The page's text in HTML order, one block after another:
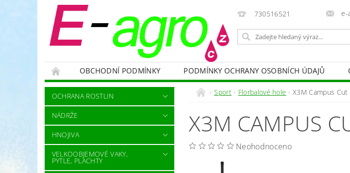
730516521 e-
OBCHODNÍ PODMÍNKY PODMÍNKY OCHRANY OSOBNÍCH ÚDAJŮ
NÁDRŽE
HNOJIVA VELKOOBJEMOVÉ VAKY, PYTLE, PLACHTY
RODENTICIDY - PROTI HLODAVCŮM
OCHRANNÉ POMŮCKY A PRACOVNÍ OBLEČENÍ
PRODEJ CIBULE
NÁHRADNÍ DÍLY A SERVIS
VÝPRODEJ ZÁSOB = SLEVY 10-30 %
OCHRANA ROSTLIN
NÁDRŽE
HNOJIVA
VELKOOBJEMOVÉ VAKY,
PYTLE, PLACHTY
Sport Florbalové hole X3M Campus
X3M CAMPUS
Neohodnoceno